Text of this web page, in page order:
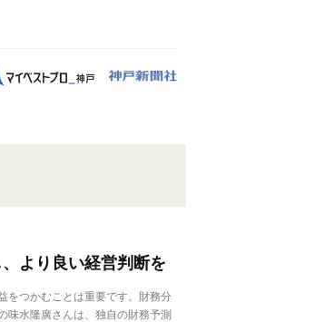
より良い経営判断を
をつかむことは重要です。財務分
味水隆廣さんは、独自の財務予測